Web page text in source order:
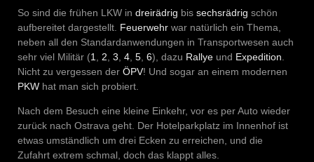
So sind die frühen LKW in dreirädrig bis sechsrädrig schön
aufbereitet dargestellt. Feuerwehr war natürlich ein Thema,
neben all den Standardanwendungen in Transportwesen auch
sehr viel Militär (1 2 3 4 5 6), dazu Rallye und Expedition
Nicht zu vergessen der ÖPV! Und sogar an einem modernen
PKW hat man sich probiert.
Nach dem Besuch eine kleine Einkehr, vor es per Auto wieder
zurück nach Ostrava geht. Der Hotelparkplatz im Innenhof ist
etwas umständlich um drei Ecken zu erreichen, und die
Zufahrt extrem schmal, doch das klappt alles.